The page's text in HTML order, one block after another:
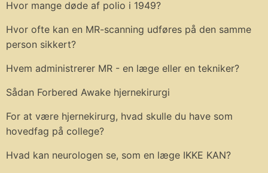
Hvor mange døde af polio i 1949?
Hvor ofte kan en MR-scanning udføres på den samme
person sikkert?
Hvem administrerer MR - en læge eller en tekniker?
Sådan Forbered Awake hjernekirurgi
For at være hjernekirurg, hvad skulle du have som
hovedfag på college?
Hvad kan neurologen se, som en læge IKKE KAN?